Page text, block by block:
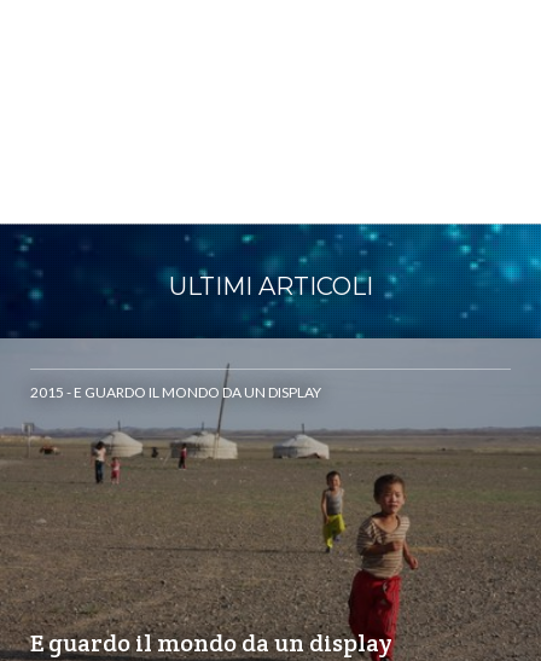
ULTIMI ARTICOLI
2015 - E GUARDO IL MONDO DA UN DISPLAY
E guardo il mondo da un display